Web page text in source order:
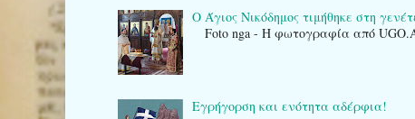
Ο Άγιος Νικόδημος τιμήθηκε στη
Foto nga - Η φωτογραφία από
Εγρήγορση και ενότητα αδέρφια!